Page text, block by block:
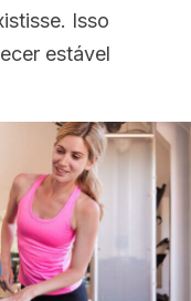
Isso
estável